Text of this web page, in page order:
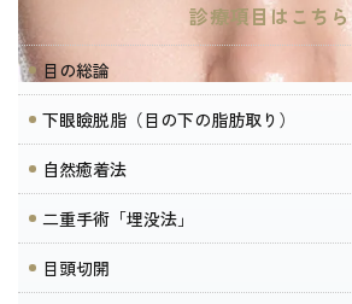
診療項目はこちら
目の総論
下眼瞼脱脂（目の下の脂肪取り）
自然癒着法
二重手術「埋没法」
目頭切開